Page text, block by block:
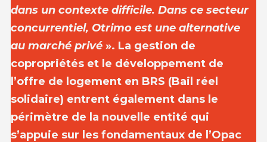
dans un contexte difficile. Dans ce secteur
concurrentiel, Otrimo est une alternative
au marché privé». La gestion de
copropriétés et le développement de
l’offre de logement en BRS (Bail réel
solidaire) entrent également dans le
périmètre de la nouvelle entité qui
s’appuie sur les fondamentaux de l’Opac